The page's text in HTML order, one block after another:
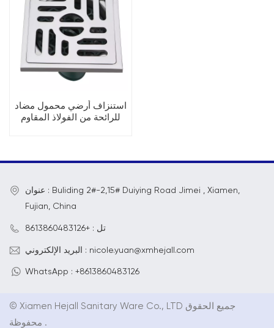
استنزاف أرضي محمول مضاد
للرائحة من الفولاذ المقاوم
عنوان : Buliding 2#-2,15# Duiying Road Jimei , Xiamen,
Fujian, China
تل : +8613860483126
البريد الإلكتروني : nicole.yuan@xmhejall.com
WhatsApp : +8613860483126
© Xiamen Hejall Sanitary Ware Co., LTD جميع الحقوق
محفوظة .